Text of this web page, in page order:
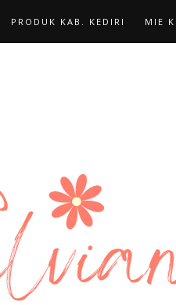
PRODUK KAB. KEDIRI MIE